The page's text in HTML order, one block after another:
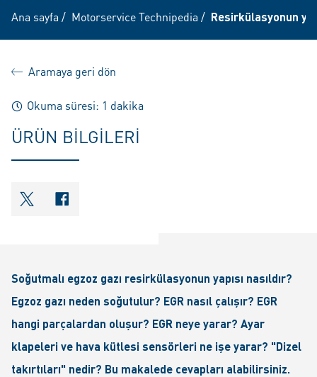
Ana sayfa / Motorservice Technipedia / Resirkülasyonun
Aramaya geri dön
Okuma süresi: 1 dakika
ÜRÜN BILGILERI
shareOntwitter
shareOnfacebook
Soğutmalı egzoz gazı resirkülasyonun yapısı nasıldır?
Egzoz gazı neden soğutulur? EGR nasıl çalışır? EGR
hangi parçalardan oluşur? EGR neye yarar? Ayar
klapeleri ve hava kütlesi sensörleri ne işe yarar? "Dizel
takırtıları" nedir? Bu makalede cevapları alabilirsiniz.